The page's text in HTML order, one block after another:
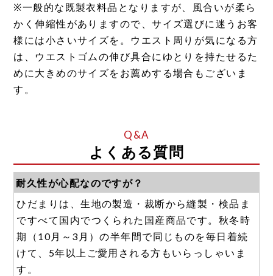
※一般的な既製衣料品となりますが、風合いが柔ら
かく伸縮性がありますので、サイズ選びに迷うお客
様には小さいサイズを。ウエスト周りが気になる方
は、ウエストゴムの伸び具合にゆとりを持たせるた
めに大きめのサイズをお薦めする場合もございま
す。
よくある質問
耐久性が心配なのですが？
ひだまりは、生地の製造・裁断から縫製・検品ま
ですべて国内でつくられた国産商品です。秋冬時
期（10月～3月）の半年間で同じものを毎日着続
けて、5年以上ご愛用される方もいらっしゃいま
す。